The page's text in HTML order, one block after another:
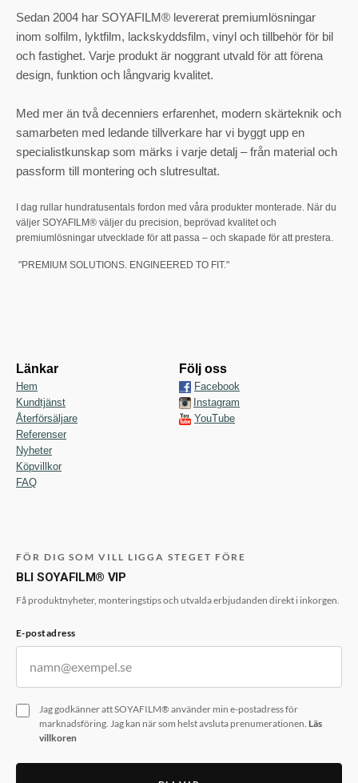
Sedan 2004 har SOYAFILM® levererat premiumlösningar
inom solfilm, lyktfilm, lackskyddsfilm, vinyl och tillbehör för bil
och fastighet. Varje produkt är noggrant utvald för att förena
design, funktion och långvarig kvalitet.
Med mer än två decenniers erfarenhet, modern skärteknik och
samarbeten med ledande tillverkare har vi byggt upp en
specialistkunskap som märks i varje detalj – från material och
passform till montering och slutresultat.
I dag rullar hundratusentals fordon med våra produkter monterade. När du
väljer SOYAFILM® väljer du precision, beprövad kvalitet och
premiumlösningar utvecklade för att passa – och skapade för att prestera.
"PREMIUM SOLUTIONS. ENGINEERED TO FIT."
Länkar
Hem
Kundtjänst
Återförsäljare
Referenser
Nyheter
Köpvillkor
FAQ
Följ oss
Facebook
Instagram
YouTube
FÖR DIG SOM VILL LIGGA STEGET FÖRE
BLI SOYAFILM® VIP
Få produktnyheter, monteringstips och utvalda erbjudanden direkt i inkorgen.
E-postadress
Jag godkänner att SOYAFILM® använder min e-postadress för
marknadsföring. Jag kan när som helst avsluta prenumerationen. Läs
villkoren